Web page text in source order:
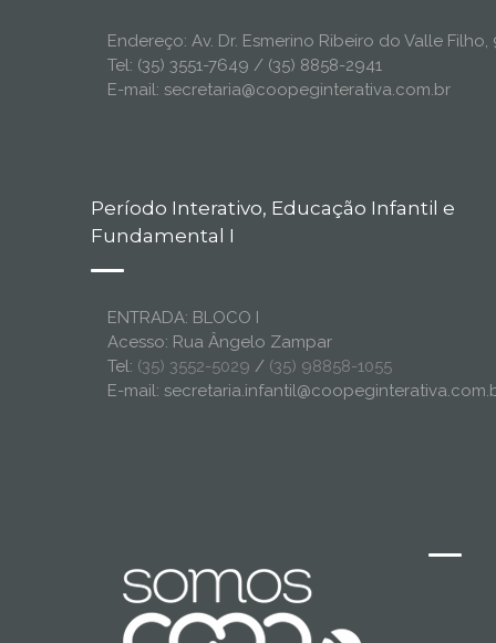
Endereço: Av. Dr. Esmerino Ribeiro do Valle
Tel: (35) 3551-7649 / (35) 8858-2941
E-mail: secretaria@coopeginterativa.com.br
Período Interativo, Educação Infantil e
Fundamental I
ENTRADA: BLOCO I
Acesso: Rua Ângelo Zampar
Tel: (35) 3552-5029 / (35) 98858-1055
E-mail: